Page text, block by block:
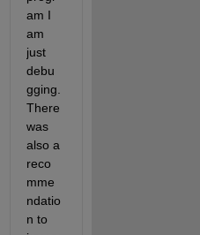
am I
am
just
debu
gging.
There
was
also a
reco
mme
ndatio
n to